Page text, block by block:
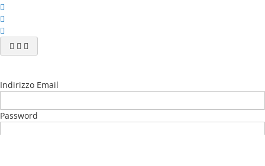
Indirizzo Email
Password